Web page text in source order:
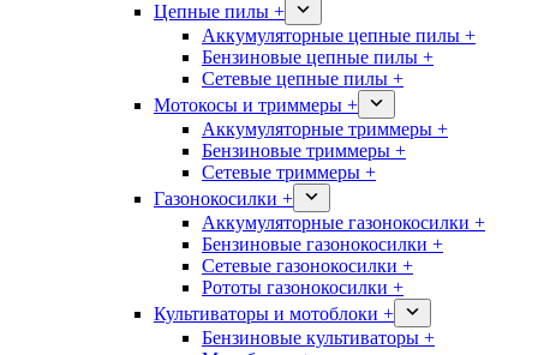
Цепные пилы +
Аккумуляторные цепные пилы +
Бензиновые цепные пилы +
Сетевые цепные пилы +
Мотокосы и триммеры +
Аккумуляторные триммеры +
Бензиновые триммеры +
Сетевые триммеры +
Газонокосилки +
Аккумуляторные газонокосилки +
Бензиновые газонокосилки +
Сетевые газонокосилки +
Рототы газонокосилки +
Культиваторы и мотоблоки +
Бензиновые культиваторы +